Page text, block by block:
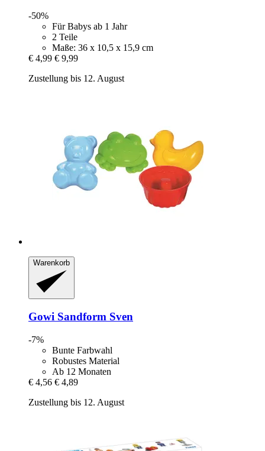
-50%
Für Babys ab 1 Jahr
2 Teile
Maße: 36 x 10,5 x 15,9 cm
€ 4,99 € 9,99
Zustellung bis 12. August
Warenkorb
Gowi Sandform Sven
-7%
Bunte Farbwahl
Robustes Material
Ab 12 Monaten
€ 4,56 € 4,89
Zustellung bis 12. August